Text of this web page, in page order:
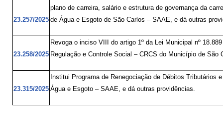
23.257/2025
plano de carreira, salário e estrutura de governança da
de Água e Esgoto de São Carlos – SAAE, e dá outras
23.258/2025
Revoga o inciso VIII do artigo 1º da Lei Municipal nº
Regulação e Controle Social – CRCS do Município de São
23.315/2025
Institui Programa de Renegociação de Débitos Tributários
Água e Esgoto – SAAE, e dá outras providências.